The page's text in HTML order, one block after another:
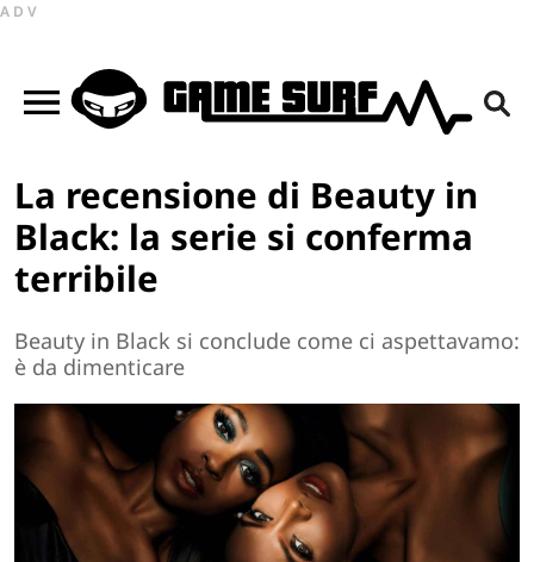
ADV
La recensione di Beauty in
Black: la serie si conferma
terribile
Beauty in Black si conclude come ci aspettavamo:
è da dimenticare